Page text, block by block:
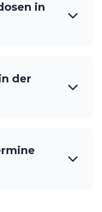
in
der